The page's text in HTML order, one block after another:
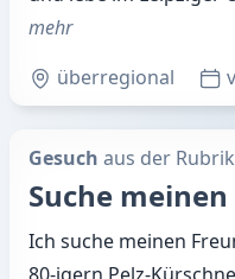
mehr
überregional
Gesuch aus der Rubrik
Suche
Ich suche meinen